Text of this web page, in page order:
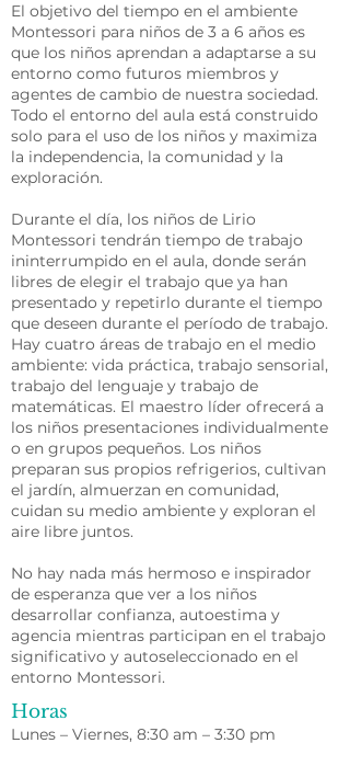
El objetivo del tiempo en el ambiente
Montessori para niños de 3 a 6 años es
que los niños aprendan a adaptarse a su
entorno como futuros miembros y
agentes de cambio de nuestra sociedad.
Todo el entorno del aula está construido
solo para el uso de los niños y maximiza
la independencia, la comunidad y la
exploración.
Durante el día, los niños de Lirio
Montessori tendrán tiempo de trabajo
ininterrumpido en el aula, donde serán
libres de elegir el trabajo que ya han
presentado y repetirlo durante el tiempo
que deseen durante el período de trabajo.
Hay cuatro áreas de trabajo en el medio
ambiente: vida práctica, trabajo sensorial,
trabajo del lenguaje y trabajo de
matemáticas. El maestro líder ofrecerá a
los niños presentaciones individualmente
o en grupos pequeños. Los niños
preparan sus propios refrigerios, cultivan
el jardín, almuerzan en comunidad,
cuidan su medio ambiente y exploran el
aire libre juntos.
No hay nada más hermoso e inspirador
de esperanza que ver a los niños
desarrollar confianza, autoestima y
agencia mientras participan en el trabajo
significativo y autoseleccionado en el
entorno Montessori.
Horas
Lunes – Viernes, 8:30 am – 3:30 pm